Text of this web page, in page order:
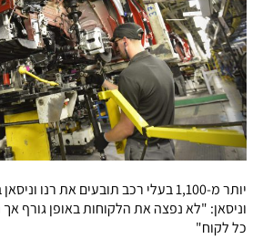
יותר מ-1,100 בעלי רכב תובעים את רנו
וניסאן: "לא נפצה את הלקוחות באופן גורף אך
כל לקוח"